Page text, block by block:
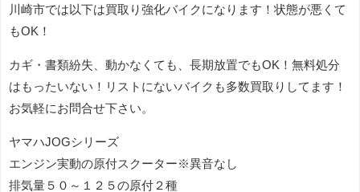
川崎市では以下は買取り強化バイクになります！状態が悪くて
もOK！
カギ・書類紛失、動かなくても、長期放置でもOK！無料処分
はもったいない！リストにないバイクも多数買取りしてます！
お気軽にお問合せ下さい。
ヤマハJOGシリーズ
エンジン実動の原付スクーター※異音なし
排気量５０～１２５の原付２種